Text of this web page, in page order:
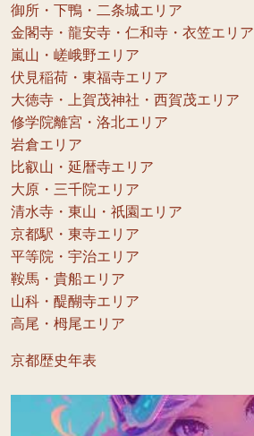
御所・下鴨・二条城エリア
金閣寺・龍安寺・仁和寺・衣笠エリア
嵐山・嵯峨野エリア
伏見稲荷・東福寺エリア
大徳寺・上賀茂神社・西賀茂エリア
修学院離宮・洛北エリア
岩倉エリア
比叡山・延暦寺エリア
大原・三千院エリア
清水寺・東山・祇園エリア
京都駅・東寺エリア
平等院・宇治エリア
鞍馬・貴船エリア
山科・醍醐寺エリア
高尾・栂尾エリア
京都歴史年表